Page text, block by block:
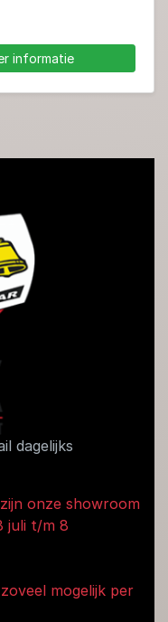
informatie
dagelijks
onze showroom
juli t/m 8
mogelijk per